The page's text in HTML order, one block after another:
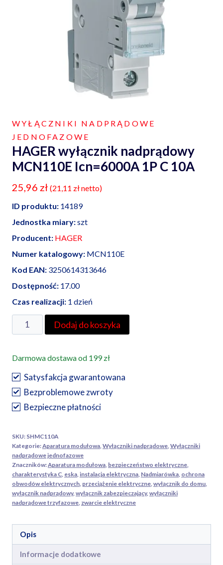
WYŁĄCZNIKI NADPRĄDOWE
JEDNOFAZOWE
HAGER wyłącznik nadprądowy
MCN110E Icn=6000A 1P C 10A
25,96 zł (21,11 złnetto)
ID produktu: 14189
Jednostka miary:szt
Producent: HAGER
Numer katalogowy: MCN110E
Kod EAN: 3250614313646
Dostępność: 17.00
Czas realizacji: 1 dzień
ilość
HAGER
nadprądowy
MCN110E
Icn=6000A
1P
C
Dodaj do koszyka
Darmowa dostawa od 199 zł
Satysfakcja gwarantowana
Bezproblemowe zwroty
Bezpieczne płatności
SKU: SHMC110A
Kategorie:Aparatura modułowa Wyłączniki nadprądowe Wyłączniki
nadprądowe jednofazowe
Znaczników:Aparatura modułowa bezpieczeństwo elektryczne
charakterystyka C eska instalacja elektryczna Nadmiarówka ochrona
obwodów elektrycznych przeciążenie elektryczne wyłącznik do domu
wyłącznik nadprądowy, wyłącznik zabezpieczający, wyłączniki
nadprądowe trzyfazowe zwarcie elektryczne
Opis
Informacje dodatkowe